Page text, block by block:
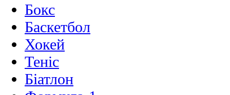
Бокс
Баскетбол
Хокей
Теніс
Біатлон